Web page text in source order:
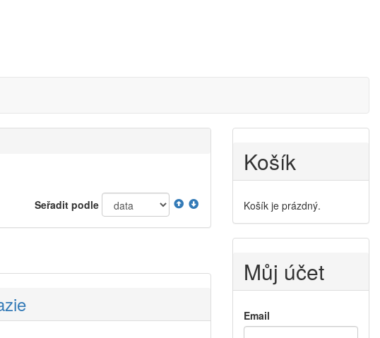
Seřadit podle
Košík
Košík je prázdný.
Můj účet
Email